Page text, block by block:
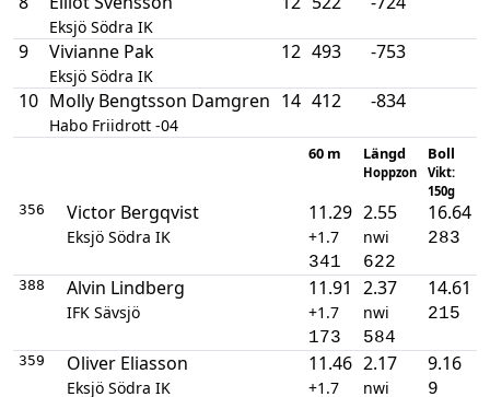
Eksjö Södra IK
9 Vivianne Pak
Eksjö Södra IK
12 493 -753
10 Molly Bengtsson Damgren
Habo Friidrott -04
14 412 -834
60 m Längd
Hoppzon
Boll
Vikt:
150g
356
Victor Bergqvist
Eksjö Södra IK
11.29
+1.7
341
2.55
nwi
622
16.64
283
388 Alvin Lindberg
IFK Sävsjö
11.91
+1.7
173
2.37
nwi
584
14.61
215
359 Oliver Eliasson
Eksjö Södra IK
11.46
+1.7
2.17
nwi
9.16
9